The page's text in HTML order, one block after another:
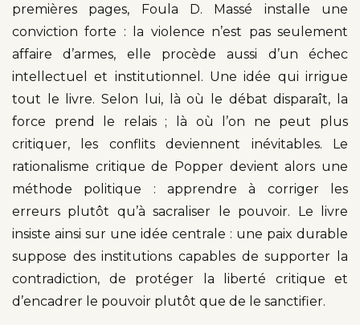
premières pages, Foula D. Massé installe une
conviction forte : la violence n’est pas seulement
affaire d’armes, elle procède aussi d’un échec
intellectuel et institutionnel. Une idée qui irrigue
tout le livre. Selon lui, là où le débat disparaît, la
force prend le relais ; là où l’on ne peut plus
critiquer, les conflits deviennent inévitables. Le
rationalisme critique de Popper devient alors une
méthode politique : apprendre à corriger les
erreurs plutôt qu’à sacraliser le pouvoir. Le livre
insiste ainsi sur une idée centrale : une paix durable
suppose des institutions capables de supporter la
contradiction, de protéger la liberté critique et
d’encadrer le pouvoir plutôt que de le sanctifier.